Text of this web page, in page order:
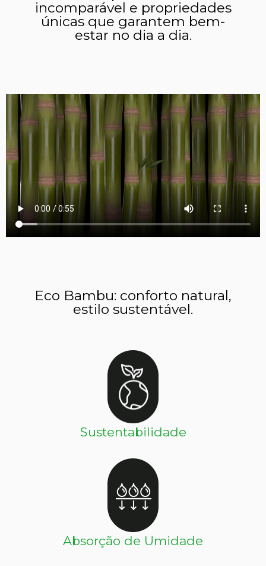
incomparável e propriedades
únicas que garantem bem-
estar no dia a dia.
Eco Bambu: conforto natural,
estilo sustentável.
Sustentabilidade
Absorção de Umidade